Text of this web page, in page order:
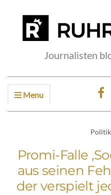
Journalisten
Menu
Politik
Promi-Falle
aus seinen
der verspielt